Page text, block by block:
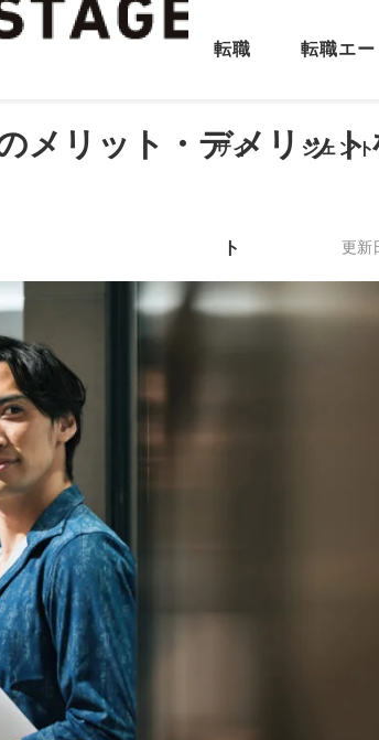
転職
サイ
ト
転職エー
ジェント
メリット・デメリット
更新